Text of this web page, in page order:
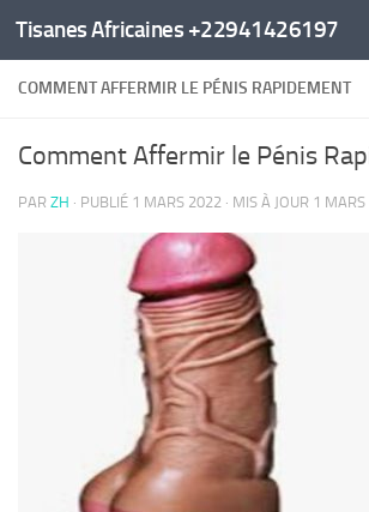
Au dessous du contenu
Tisanes Africaines +22941426197
COMMENT AFFERMIR LE PÉNIS RAPIDEMENT
Comment Affermir le Pénis
PAR ZH · PUBLIÉ 1 MARS 2022 · MIS À JOUR 1